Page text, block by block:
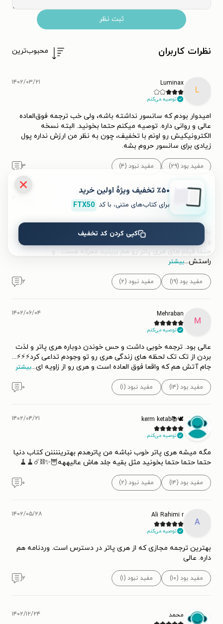
ثبت نظر
نظرات کاربران محبوب‌ترین
L
Luminax
توصیه می‌کنم.
۱۴۰۲/۰۳/۲۱
امیدوار بودم که سانسور نداشته باشه، ولی خب ترجمه فوق‌العاده
عالی و روانی داره. توصیه میکنم حتما بخونید. البته نسخه
الکترونیکیش رو اونم با تخفیف، چون به نظر من ارزش نداره پول
زیادی برای سانسور حروم بشه.
مفید بود (۲۹) مفید نبود (۴) ۳
توصیه می‌کنم.
به به هری پاتر 💙💜 خب داستان هری پاتر رو که هممون میدونیم .
و لازم به ذکر نیست . اما اگه نظر منو بخواید این کتابو بخونید ولی
حتما فیلم های هری پاتر رو هم ببینید معرکه هست . و
راستش...بیشتر
مفید بود (۱۹) مفید نبود (۲) ۲
M
Mehraban
توصیه می‌کنم.
۱۴۰۲/۰۶/۰۴
عالی بود. ترجمه خوبی داشت و حس خوندن دوباره هری پاتر و لذت
بردن از تک تک لحظه های زندگی هری رو تو وجودم تداعی کرد⚡⚡⚡...
جام آتش هم که واقعا فوق العاده است و هری رو از زاویه ای...بیشتر
مفید بود (۱۴) مفید نبود (۱) ۰
🕊️📚kerm ketab
توصیه می‌کنم.
۱۴۰۲/۰۴/۲۱
مگه میشه هری پاتر خوب نباشه من پاترهدم بهتریننننن کتاب دنیا
حتما حتما حتما بخونید مثل بقیه جلد هاش‌ عالیههه🦉✨⛓☄🧹🧹
مفید بود (۱۴) مفید نبود (۲) ۰
A
Ali Rahimi r
توصیه می‌کنم.
۱۴۰۲/۰۵/۲۸
بهترین ترجمه مجازی که از هری پاتر در دسترس است. وردنامه هم
داره. عالی
مفید بود (۱۰) مفید نبود (۱) ۲
محمد ۱۴۰۲/۱۲/۲۴
٪۵۰ تخفیف ویژۀ اولین خرید
برای کتاب‌های متنی، با کد FTX50
کپی کردن کد تخفیف